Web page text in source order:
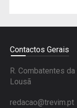
Contactos Gerais
R. Combatentes
Lousã
redacao@trevim.pt